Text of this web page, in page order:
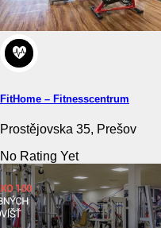
FitHome – Fitnesscentrum
Prostějovska 35, Prešov
No Rating Yet